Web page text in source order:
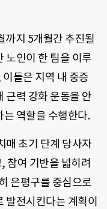
까지 5개월간 추진될
노인이 한 팀을 이루
들은 지역 내 중증
근력 강화 운동을 안
역할을 수행한다.
매 초기 단계 당사자
참여 기반을 넓히려
은평구를 중심으로
발전시킨다는 계획이